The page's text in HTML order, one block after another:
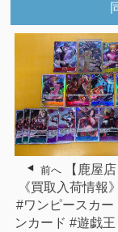
前へ
【鹿屋
《買取入荷情報
#ワンピースカー
ンカード #遊戯